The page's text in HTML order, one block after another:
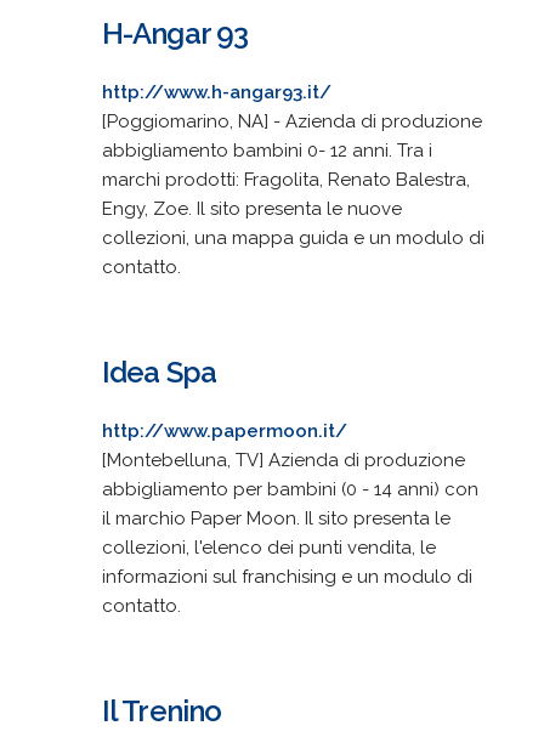
H-Angar 93
http://www.h-angar93.it/
[Poggiomarino, NA] - Azienda di produzione
abbigliamento bambini 0- 12 anni. Tra i
marchi prodotti: Fragolita, Renato Balestra,
Engy, Zoe. Il sito presenta le nuove
collezioni, una mappa guida e un modulo di
contatto.
Idea Spa
http://www.papermoon.it/
[Montebelluna, TV] Azienda di produzione
abbigliamento per bambini (0 - 14 anni) con
il marchio Paper Moon. Il sito presenta le
collezioni, l'elenco dei punti vendita, le
informazioni sul franchising e un modulo di
contatto.
Il Trenino